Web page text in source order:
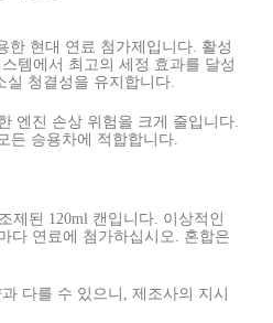
한 현대 연료 첨가제입니다. 활성
템에서 최고의 세정 효과를 달성
청결성을 유지합니다.
엔진 손상 위험을 크게 줄입니다.
든 승용차에 적합합니다.
제된 120ml 캔입니다. 이상적인
다 연료에 첨가하십시오. 혼합은
다를 수 있으니, 제조사의 지시